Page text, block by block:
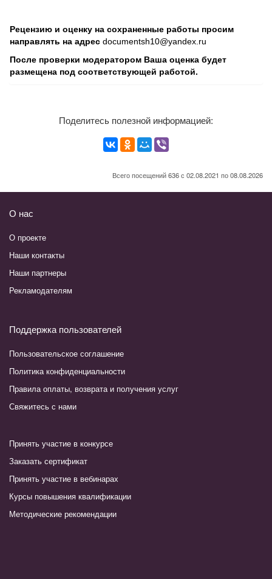
Рецензию и оценку на сохраненные работы просим
направлять на адрес documentsh10@yandex.ru
После проверки модератором Ваша оценка будет
размещена под соответствующей работой.
Поделитесь полезной информацией:
Всего посещений 636 с 02.08.2021 по 08.08.2026
О нас
О проекте
Наши контакты
Наши партнеры
Рекламодателям
Поддержка пользователей
Пользовательское соглашение
Политика конфиденциальности
Правила оплаты, возврата и получения услуг
Свяжитесь с нами
Принять участие в конкурсе
Заказать сертификат
Принять участие в вебинарах
Курсы повышения квалификации
Методические рекомендации